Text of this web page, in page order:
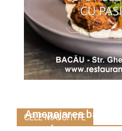
CELE MAI CITITE
Amenajarea
urmat